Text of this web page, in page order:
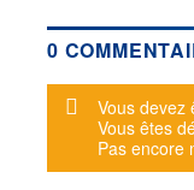
0
Message
Vous devez
Vous êtes
Pas encore